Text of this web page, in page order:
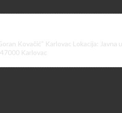
Kovačić” Karlovac Lokacija:
Karlovac